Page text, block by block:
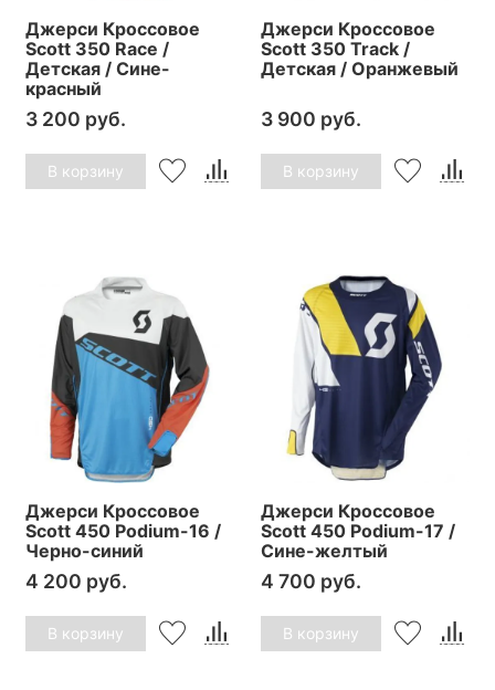
Джерси Кроссовое
Scott 350 Race /
Детская / Сине-
красный
3 200 руб.
В корзину
Джерси Кроссовое
Scott 350 Track /
Детская / Оранжевый
3 900 руб.
В корзину
Джерси Кроссовое
Scott 450 Podium-16 /
Черно-синий
4 200 руб.
В корзину
Джерси Кроссовое
Scott 450 Podium-17 /
Сине-желтый
4 700 руб.
В корзину